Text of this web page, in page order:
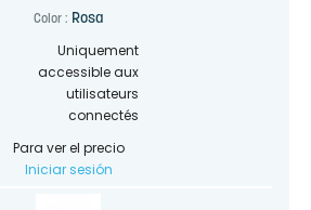
Color : Rosa
Uniquement
accessible aux
utilisateurs
connectés
Para ver el precio
Iniciar sesión